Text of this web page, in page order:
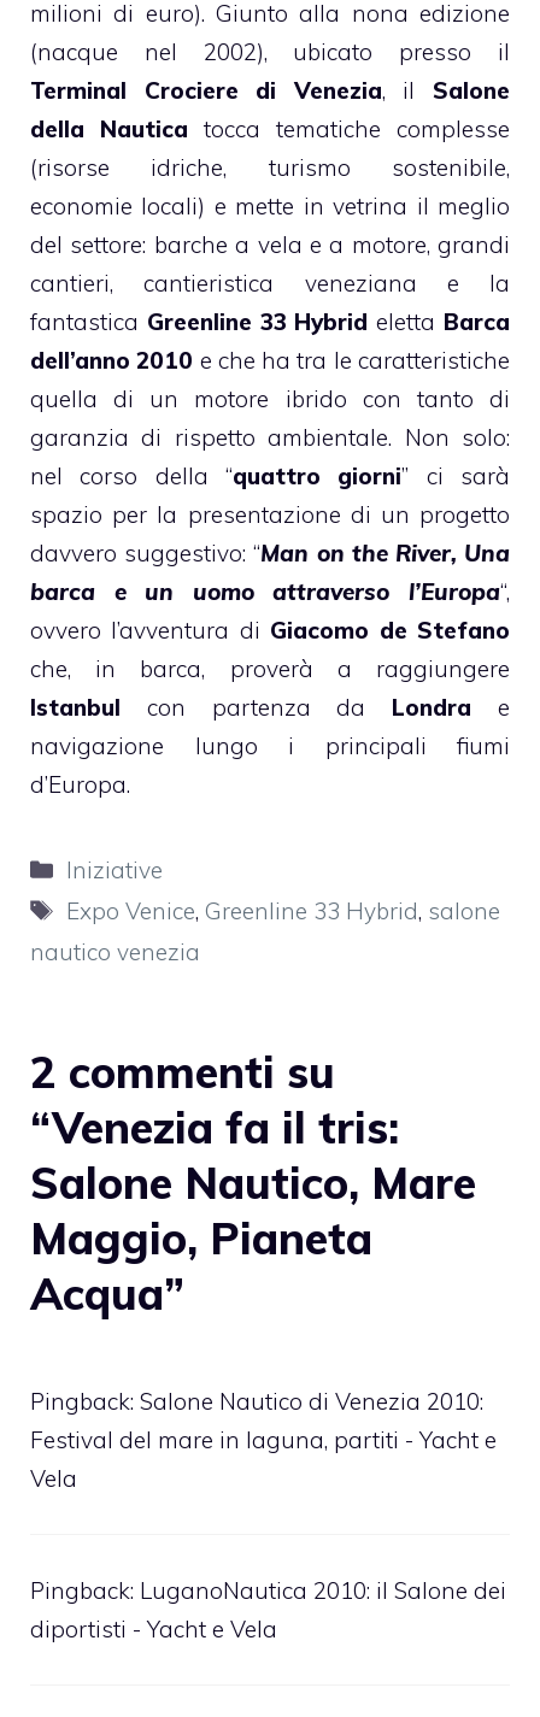
milioni di euro). Giunto alla nona edizione
(nacque nel 2002), ubicato presso il
Terminal Crociere di Venezia, ilSalone
della Nautica tocca tematiche complesse
(risorse idriche, turismo sostenibile,
economie locali) e mette in vetrina il meglio
del settore: barche a vela e a motore, grandi
cantieri, cantieristica veneziana e la
fantastica Greenline 33 Hybrideletta Barca
dell’anno 2010 e che ha tra le caratteristiche
quella di un motore ibrido con tanto di
garanzia di rispetto ambientale. Non solo:
nel corso della “quattro giorni” ci sarà
spazio per la presentazione di un progetto
davvero suggestivo: “Man on the River, Una
barca e un uomo attraverso l’Europa“,
ovvero l’avventura di Giacomo de Stefano
che, in barca, proverà a raggiungere
Istanbul con partenza da Londrae
navigazione lungo i principali fiumi
d’Europa.
Categorie
Iniziative
Tag
Expo Venice, Greenline 33 Hybrid, salone
nautico venezia
2 commenti su
“Venezia fa il tris:
Salone Nautico, Mare
Maggio, Pianeta
Acqua”
Pingback: Salone Nautico di Venezia 2010:
Festival del mare in laguna, partiti - Yacht e
Vela
Pingback: LuganoNautica 2010: il Salone dei
diportisti - Yacht e Vela